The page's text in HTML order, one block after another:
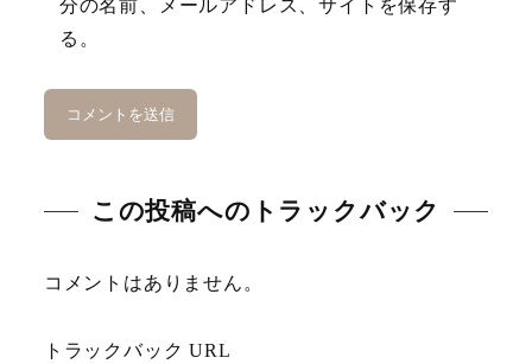
Scenery
分の名前、メールアドレス、サイトを保存す
る。
この投稿へのトラックバック
コメントはありません。
トラックバック URL